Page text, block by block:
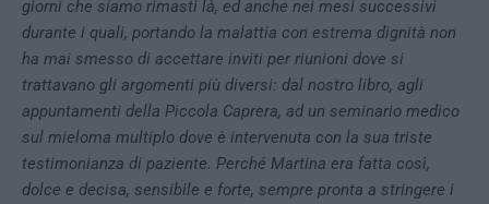
giorni che siamo rimasti là, ed anche nei mesi successivi
durante i quali, portando la malattia con estrema dignità non
ha mai smesso di accettare inviti per riunioni dove si
trattavano gli argomenti più diversi: dal nostro libro, agli
appuntamenti della Piccola Caprera, ad un seminario medico
sul mieloma multiplo dove è intervenuta con la sua triste
testimonianza di paziente. Perché Martina era fatta così,
dolce e decisa, sensibile e forte, sempre pronta a stringere i